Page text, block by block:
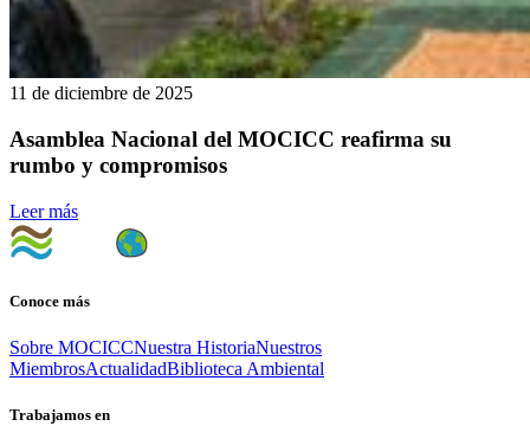
11 de diciembre de 2025
Asamblea Nacional del MOCICC reafirma su
rumbo y compromisos
Leer más
Conoce más
Sobre MOCICCNuestra HistoriaNuestros
MiembrosActualidadBiblioteca Ambiental
Trabajamos en